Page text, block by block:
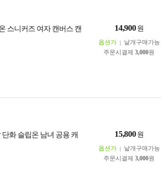
스니커즈 여자 캔버스 캔
14,900 원
옵션가
낱개구매가능
주문시결제 3,000원
화 슬립온 남녀 공용 캐
15,800 원
옵션가
낱개구매가능
주문시결제 3,000원